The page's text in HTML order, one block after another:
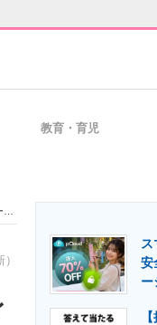
ーダーのコミュニティ
教育・育児
安
ー